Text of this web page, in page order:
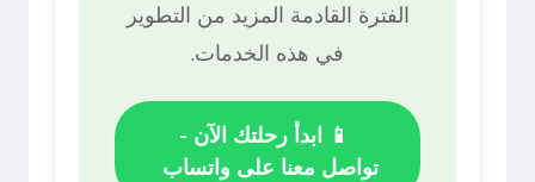
الفترة القادمة المزيد من التطوير
في هذه الخدمات.
📱 ابدأ رحلتك الآن -
تواصل معنا على واتساب